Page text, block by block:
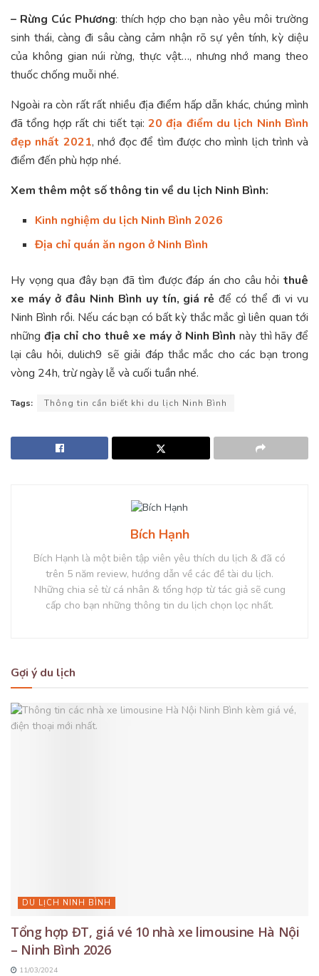
– Rừng Cúc Phương: thích hợp cho bạn nào yêu môi trường
sinh thái, càng đi sâu càng cảm nhận rõ sự yên tính, kỳ diệu
của không gian núi rừng, thực vật…, nhưng nhớ mang theo
thuốc chống muỗi nhé.
Ngoài ra còn rất rất nhiều địa điểm hấp dẫn khác, chúng mình
đã tổng hợp rất chi tiết tại:20 địa điểm du lịch Ninh Bình
đẹp nhất 2021, nhớ đọc để tìm được cho mình lịch trình và
điểm đến phù hợp nhé.
Xem thêm một số thông tin về du lịch Ninh Bình:
Kinh nghiệm du lịch Ninh Bình 2026
Địa chỉ quán ăn ngon ở Ninh Bình
Hy vọng qua đây bạn đã tìm được đáp án cho câu hỏi thuê
xe máy ở đâu Ninh Bình uy tín, giá rẻ để có thể đi vi vu
Ninh Bình rồi. Nếu các bạn có bất kỳ thắc mắc gì liên quan tới
những địa chỉ cho thuê xe máy ở Ninh Bình này thì hãy để
lại câu hỏi, dulich9 sẽ giải đáp thắc mắc cho các bạn trong
vòng 24h, trừ ngày lễ và cuối tuần nhé.
Tags: Thông tin cần biết khi du lịch Ninh Bình
Bích Hạnh
Bích Hạnh là một biên tập viên yêu thích du lịch & đã có
trên 5 năm review, hướng dẫn về các đề tài du lịch.
Những chia sẻ từ cá nhân & tổng hợp từ tác giả sẽ cung
cấp cho bạn những thông tin du lịch chọn lọc nhất.
Gợi ý du lịch
DU LỊCH NINH BÌNH
Tổng hợp ĐT, giá vé 10 nhà xe limousine Hà Nội
– Ninh Bình 2026
11/03/2024